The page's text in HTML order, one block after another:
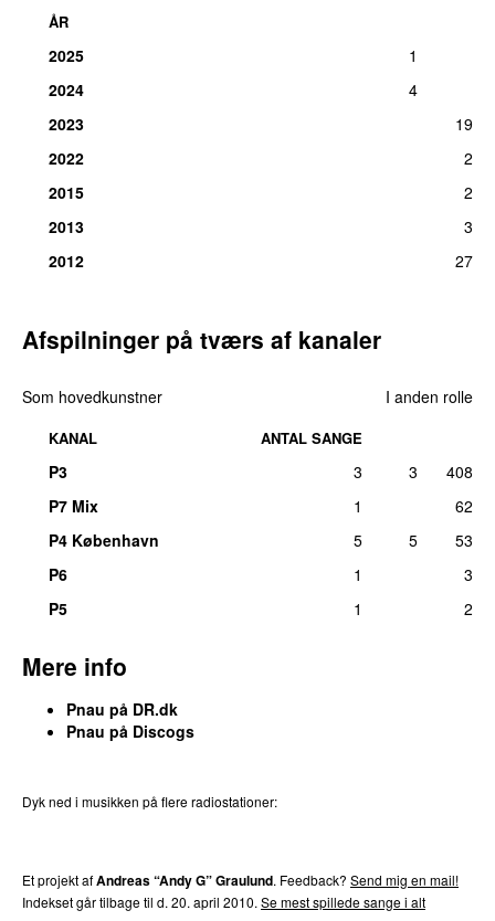
ÅR
2025
1
2024
4
2023
19
2022
2
2015
2
2013
3
2012
27
Afspilninger på tværs af kanaler
Som hovedkunstner I anden rolle
KANAL ANTAL SANGE
P3 3 3
408
P7 Mix
1
62
P4 København
5 5
53
P6
1
3
P5
1 2
Mere info
Pnau på DR.dk
Pnau på Discogs
Dyk ned i musikken på flere radiostationer:
Et projekt afAndreas “Andy G” Graulund. Feedback? Send mig en mail!
Indekset går tilbage til d. 20. april 2010.Se mest spillede sange i alt